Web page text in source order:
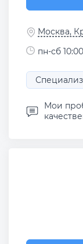
Москва,
пн-сб
Мои